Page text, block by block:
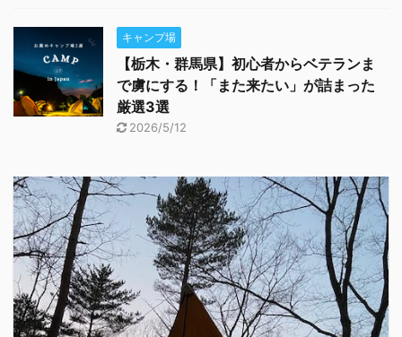
キャンプ場
【栃木・群馬県】初心者からベテランま
で虜にする！「また来たい」が詰まった
厳選3選
2026/5/12